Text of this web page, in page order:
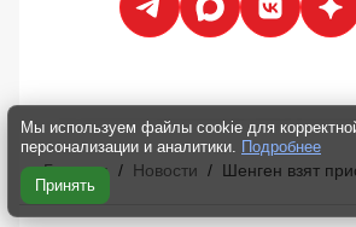
Главная / Новости /
Мы используем файлы cookie для
персонализации и аналитики. Подробнее
Принять